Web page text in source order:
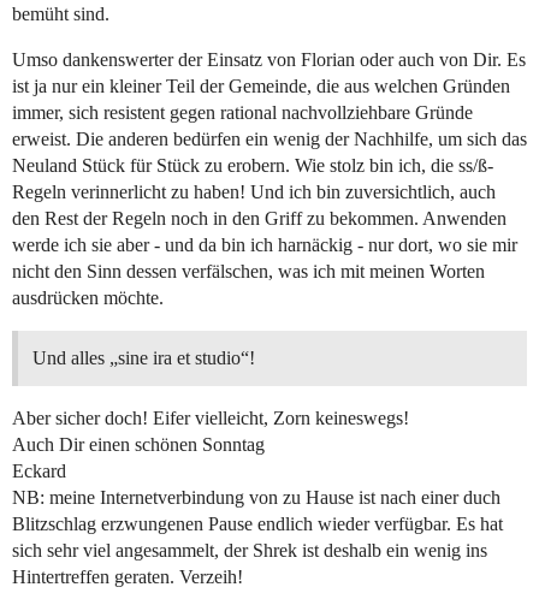
bemüht sind.
Umso dankenswerter der Einsatz von Florian oder auch von Dir. Es
ist ja nur ein kleiner Teil der Gemeinde, die aus welchen Gründen
immer, sich resistent gegen rational nachvollziehbare Gründe
erweist. Die anderen bedürfen ein wenig der Nachhilfe, um sich das
Neuland Stück für Stück zu erobern. Wie stolz bin ich, die ss/ß-
Regeln verinnerlicht zu haben! Und ich bin zuversichtlich, auch
den Rest der Regeln noch in den Griff zu bekommen. Anwenden
werde ich sie aber - und da bin ich harnäckig - nur dort, wo sie mir
nicht den Sinn dessen verfälschen, was ich mit meinen Worten
ausdrücken möchte.
Und alles „sine ira et studio“!
Aber sicher doch! Eifer vielleicht, Zorn keineswegs!
Auch Dir einen schönen Sonntag
Eckard
NB: meine Internetverbindung von zu Hause ist nach einer duch
Blitzschlag erzwungenen Pause endlich wieder verfügbar. Es hat
sich sehr viel angesammelt, der Shrek ist deshalb ein wenig ins
Hintertreffen geraten. Verzeih!